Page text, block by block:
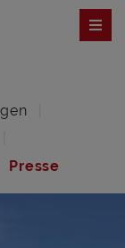
Presse